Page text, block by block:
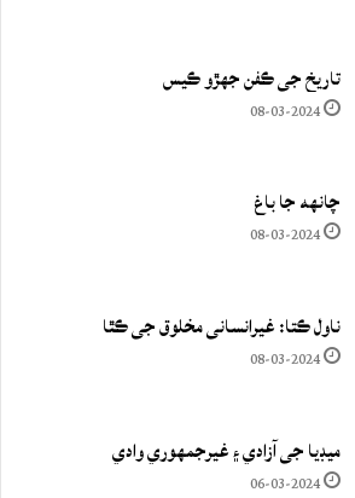
تاريخ جي ڪفن جھڙو ڪيس
08-03-2024
چانهه جا باغ
08-03-2024
ناول ڪتا: غيرانساني مخلوق جي ڪٿا
08-03-2024
ميڊيا جي آزادي ۽ غيرجمھوري وادي
06-03-2024